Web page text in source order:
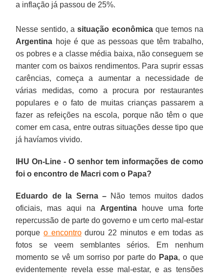
a inflação já passou de 25%.
Nesse sentido, a situação econômicaque temos na
Argentina hoje é que as pessoas que têm trabalho,
os pobres e a classe média baixa, não conseguem se
manter com os baixos rendimentos. Para suprir essas
carências, começa a aumentar a necessidade de
várias medidas, como a procura por restaurantes
populares e o fato de muitas crianças passarem a
fazer as refeições na escola, porque não têm o que
comer em casa, entre outras situações desse tipo que
já havíamos vivido.
IHU On-Line - O senhor tem informações de como
foi o encontro de Macri com o Papa?
Eduardo de la Serna – Não temos muitos dados
oficiais, mas aqui na Argentinahouve uma forte
repercussão de parte do governo e um certo mal-estar
porqueo encontrodurou 22 minutos e em todas as
fotos se veem semblantes sérios. Em nenhum
momento se vê um sorriso por parte do Papa, o que
evidentemente revela esse mal-estar, e as tensões